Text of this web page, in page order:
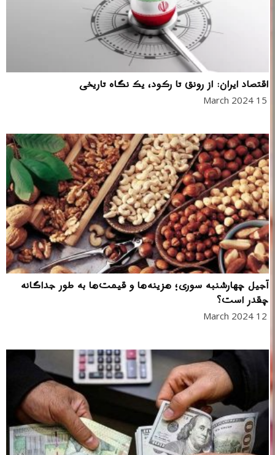
اقتصاد ایران: از رونق تا رکود، یک نگاه تاریخی
15 March 2024
آجیل چهارشنبه سوری؛ هزینه‌ها و قیمت‌ها به طور جداگانه
چقدر است؟
12 March 2024